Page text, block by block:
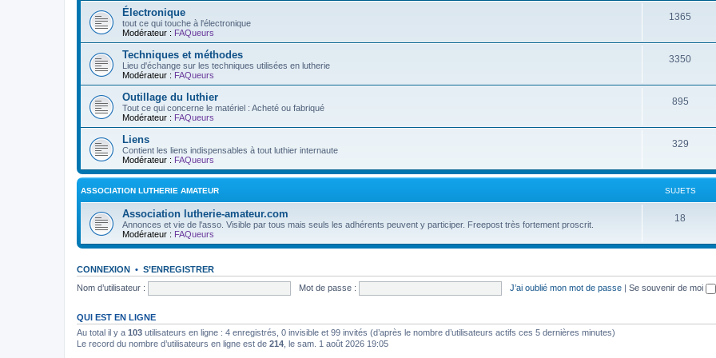
Électronique
tout ce qui touche à l'électronique
Modérateur : FAQueurs
1365
Techniques et méthodes
Lieu d'échange sur les techniques utilisées en lutherie
Modérateur : FAQueurs
3350
Outillage du luthier
Tout ce qui concerne le matériel : Acheté ou fabriqué
Modérateur : FAQueurs
895
Liens
Contient les liens indispensables à tout luthier internaute
Modérateur : FAQueurs
329
ASSOCIATION LUTHERIE AMATEUR SUJETS
Association lutherie-amateur.com
Annonces et vie de l'asso. Visible par tous mais seuls les adhérents peuvent y participer. Freepost très fortement proscrit.
Modérateur : FAQueurs
18
CONNEXION • S’ENREGISTRER
Nom d’utilisateur :
Mot de passe : J’ai oublié mon mot de passe | Se souvenir de moi
QUI EST EN LIGNE
Au total il y a 103 utilisateurs en ligne : 4 enregistrés, 0 invisible et 99 invités (d’après le nombre d’utilisateurs actifs ces 5 dernières minutes)
Le record du nombre d’utilisateurs en ligne est de 214 , le sam. 1 août 2026 19:05